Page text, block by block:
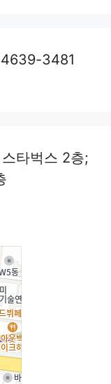
3481
타벅스 2층;